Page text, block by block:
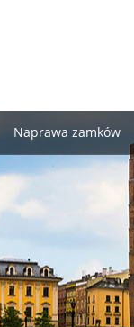
Naprawa zamków